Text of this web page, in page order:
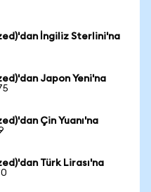
İngiliz Sterlini'na
Japon Yeni'na
Çin Yuanı'na
Türk Lirası'na